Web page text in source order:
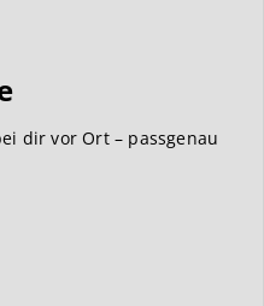
dir vor Ort – passgenau